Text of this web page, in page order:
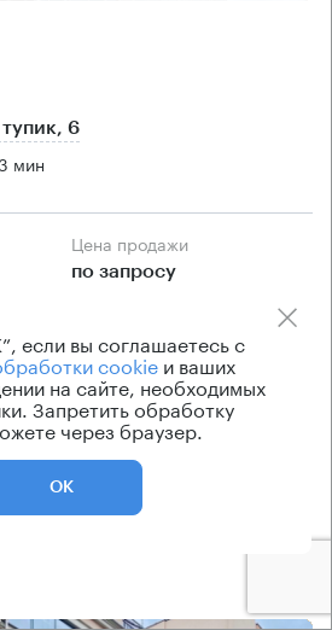
6
мин
Цена продажи
по запросу
приточно-вытяжная
Получить презентацию
если вы соглашаетесь с
cookieи ваших
на сайте, необходимых
Запретить обработку
через браузер.
ОК